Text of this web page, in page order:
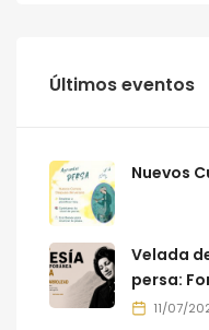
Últimos eventos
Nuevos
Velada
persa:
11/07/